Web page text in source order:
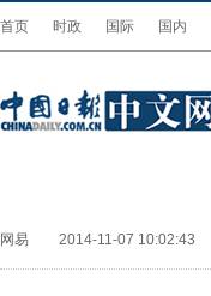
首页 时政 国际 国内
网易 2014-11-07 10:02:43